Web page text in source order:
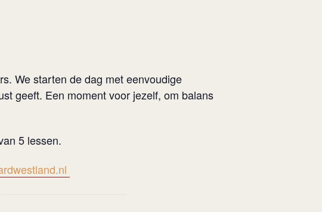
We starten de dag met eenvoudige
geeft. Een moment voor jezelf, om balans
5 lessen.